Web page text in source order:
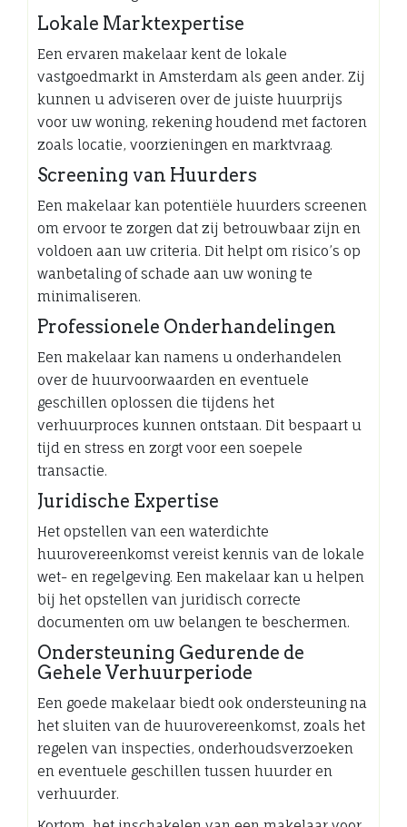
Lokale Marktexpertise
Een ervaren makelaar kent de lokale
vastgoedmarkt in Amsterdam als geen ander. Zij
kunnen u adviseren over de juiste huurprijs
voor uw woning, rekening houdend met factoren
zoals locatie, voorzieningen en marktvraag.
Screening van Huurders
Een makelaar kan potentiële huurders screenen
om ervoor te zorgen dat zij betrouwbaar zijn en
voldoen aan uw criteria. Dit helpt om risico’s op
wanbetaling of schade aan uw woning te
minimaliseren.
Professionele Onderhandelingen
Een makelaar kan namens u onderhandelen
over de huurvoorwaarden en eventuele
geschillen oplossen die tijdens het
verhuurproces kunnen ontstaan. Dit bespaart u
tijd en stress en zorgt voor een soepele
transactie.
Juridische Expertise
Het opstellen van een waterdichte
huurovereenkomst vereist kennis van de lokale
wet- en regelgeving. Een makelaar kan u helpen
bij het opstellen van juridisch correcte
documenten om uw belangen te beschermen.
Ondersteuning Gedurende de
Gehele Verhuurperiode
Een goede makelaar biedt ook ondersteuning na
het sluiten van de huurovereenkomst, zoals het
regelen van inspecties, onderhoudsverzoeken
en eventuele geschillen tussen huurder en
verhuurder.